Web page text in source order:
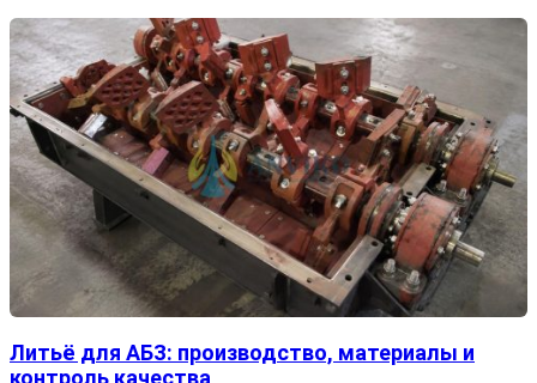
Литьё для АБЗ: производство, материалы и
контроль качества